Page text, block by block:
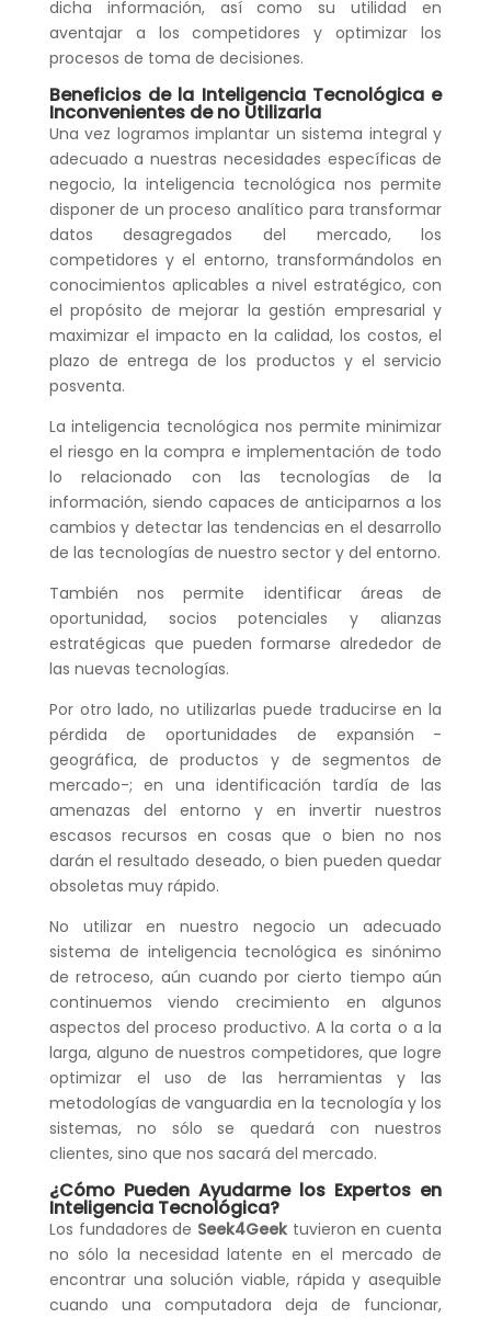
dicha información, así como su utilidad en
aventajar a los competidores y optimizar los
procesos de toma de decisiones.
Beneficios de la Inteligencia Tecnológica e
Inconvenientes de no Utilizarla
Una vez logramos implantar un sistema integral y
adecuado a nuestras necesidades específicas de
negocio, la inteligencia tecnológica nos permite
disponer de un proceso analítico para transformar
datos desagregados del mercado, los
competidores y el entorno, transformándolos en
conocimientos aplicables a nivel estratégico, con
el propósito de mejorar la gestión empresarial y
maximizar el impacto en la calidad, los costos, el
plazo de entrega de los productos y el servicio
posventa.
La inteligencia tecnológica nos permite minimizar
el riesgo en la compra e implementación de todo
lo relacionado con las tecnologías de la
información, siendo capaces de anticiparnos a los
cambios y detectar las tendencias en el desarrollo
de las tecnologías de nuestro sector y del entorno.
También nos permite identificar áreas de
oportunidad, socios potenciales y alianzas
estratégicas que pueden formarse alrededor de
las nuevas tecnologías.
Por otro lado, no utilizarlas puede traducirse en la
pérdida de oportunidades de expansión -
geográfica, de productos y de segmentos de
mercado-; en una identificación tardía de las
amenazas del entorno y en invertir nuestros
escasos recursos en cosas que o bien no nos
darán el resultado deseado, o bien pueden quedar
obsoletas muy rápido.
No utilizar en nuestro negocio un adecuado
sistema de inteligencia tecnológica es sinónimo
de retroceso, aún cuando por cierto tiempo aún
continuemos viendo crecimiento en algunos
aspectos del proceso productivo. A la corta o a la
larga, alguno de nuestros competidores, que logre
optimizar el uso de las herramientas y las
metodologías de vanguardia en la tecnología y los
sistemas, no sólo se quedará con nuestros
clientes, sino que nos sacará del mercado.
¿Cómo Pueden Ayudarme los Expertos en
Inteligencia Tecnológica?
Los fundadores de Seek4Geektuvieron en cuenta
no sólo la necesidad latente en el mercado de
encontrar una solución viable, rápida y asequible
cuando una computadora deja de funcionar,